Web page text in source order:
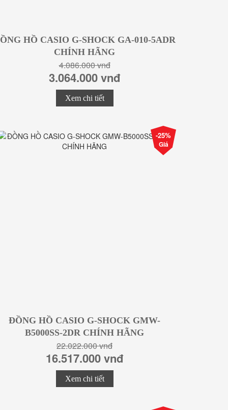
HỒ CASIO G-SHOCK GA-010-5ADR
CHÍNH HÃNG
4.086.000 vnđ
3.064.000 vnđ
Xem chi tiết
-25%
Giá
ĐỒNG HỒ CASIO G-SHOCK GMW-
B5000SS-2DR CHÍNH HÃNG
22.022.000 vnđ
16.517.000 vnđ
Xem chi tiết